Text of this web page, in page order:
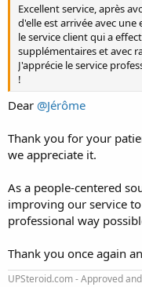
Excellent service, après
d'elle est arrivée avec
le service client qui a
supplémentaires et avec
J'apprécie le service
!
Dear @Jérôme
Thank you for your
we appreciate it.
As a people-centered
improving our service
professional way
Thank you once again
UPSteroid.com - Approved